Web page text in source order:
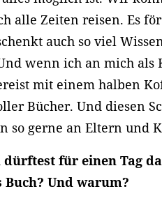
alle Zeiten reisen. Es
auch so viel
wenn ich an mich
mit einem halben
Bücher. Und diesen
so gerne an Eltern und
für einen Tag
Buch? Und warum?